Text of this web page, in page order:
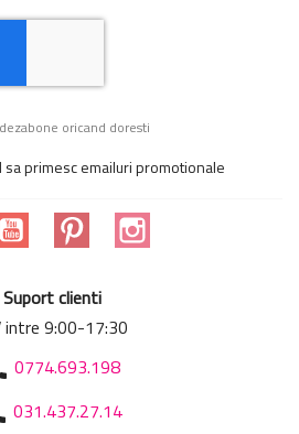
oricand doresti
sa primesc emailuri promotionale
YouTube Pinterest
Suport clienti
intre 9:00-17:30
0774.693.198
031.437.27.14